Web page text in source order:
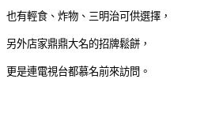
也有輕食、炸物、三明治可供選擇，
另外店家鼎鼎大名的招牌鬆餅，
更是連電視台都慕名前來訪問。